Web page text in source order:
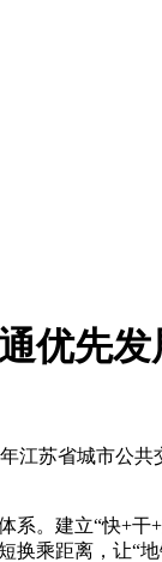
优先
江苏省城市公
。建立“快+
乘距离，让“